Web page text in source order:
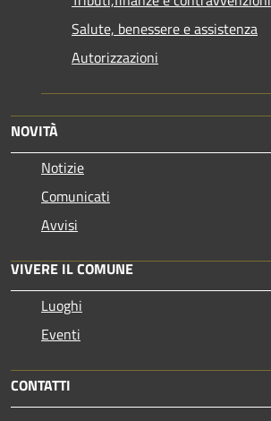
Salute, benessere e assistenza
Autorizzazioni
NOVITÀ
Notizie
Comunicati
Avvisi
VIVERE IL COMUNE
Luoghi
Eventi
CONTATTI